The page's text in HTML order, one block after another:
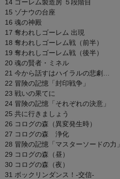
14 ゴーレム製造房 ５段階目
15 ゾナウの台座
16 魂の神殿
17 奪われしゴーレム 出現
18 奪われしゴーレム戦（前半）
19 奪われしゴーレム戦（後半）
20 魂の賢者・ミネル
21 今から話すはハイラルの悲劇…
22 冒険の記憶「封印戦争」
23 戦いの果てに
24 冒険の記憶「それぞれの決意」
25 共に行きましょう
26 コログの森（異変発生時）
27 コログの森 浄化
28 冒険の記憶「マスターソードの力」
29 コログの森（昼）
30 コログの森（夜）
31 ボックリンダンス！-交信-